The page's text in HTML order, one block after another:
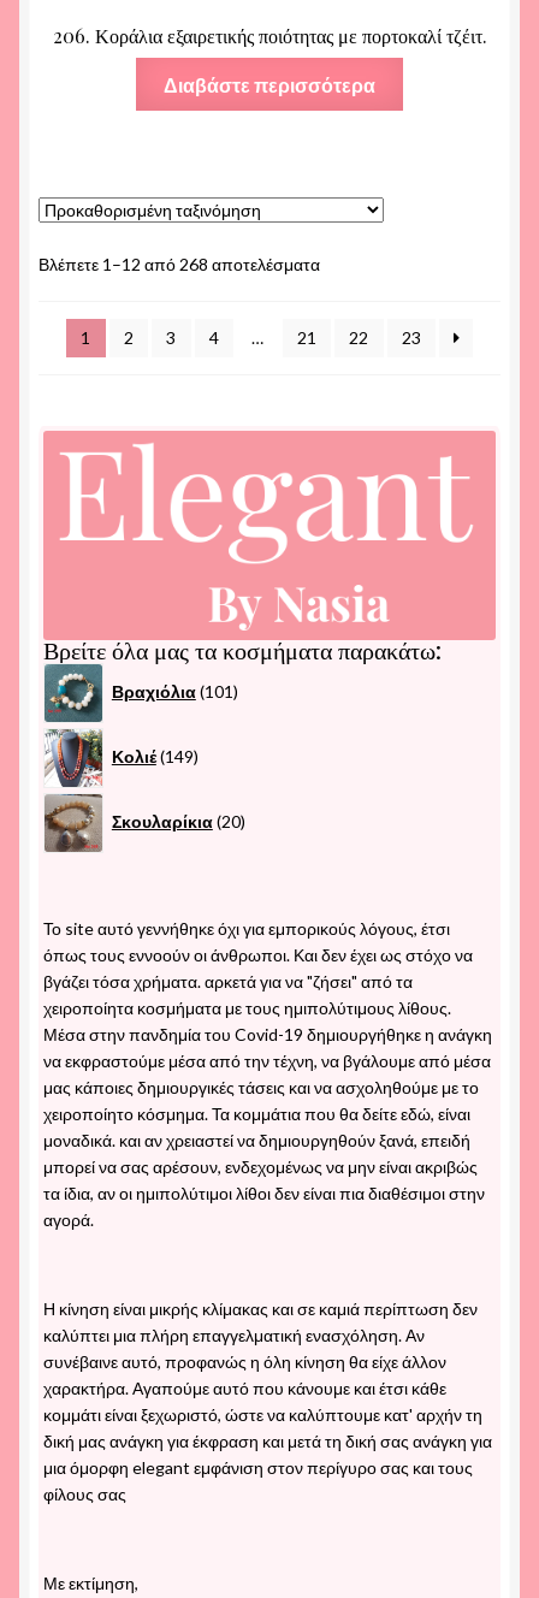
206. Κοράλια εξαιρετικής ποιότητας με πορτοκαλί τζέιτ.
Διαβάστε περισσότερα
Βλέπετε 1–12 από 268 αποτελέσματα
1 2 3 4 … 21 22 23
Βρείτε όλα μας τα κοσμήματα παρακάτω:
Βραχιόλια 101προϊόντα
Κολιέ 149προϊόντα
Σκουλαρίκια 20προϊόντα
Το site αυτό γεννήθηκε όχι για εμπορικούς λόγους, έτσι
όπως τους εννοούν οι άνθρωποι. Και δεν έχει ως στόχο να
βγάζει τόσα χρήματα. αρκετά για να "ζήσει" από τα
χειροποίητα κοσμήματα με τους ημιπολύτιμους λίθους.
Μέσα στην πανδημία του Covid-19 δημιουργήθηκε η ανάγκη
να εκφραστούμε μέσα από την τέχνη, να βγάλουμε από μέσα
μας κάποιες δημιουργικές τάσεις και να ασχοληθούμε με το
χειροποίητο κόσμημα. Τα κομμάτια που θα δείτε εδώ, είναι
μοναδικά. και αν χρειαστεί να δημιουργηθούν ξανά, επειδή
μπορεί να σας αρέσουν, ενδεχομένως να μην είναι ακριβώς
τα ίδια, αν οι ημιπολύτιμοι λίθοι δεν είναι πια διαθέσιμοι στην
αγορά.
Η κίνηση είναι μικρής κλίμακας και σε καμιά περίπτωση δεν
καλύπτει μια πλήρη επαγγελματική ενασχόληση. Αν
συνέβαινε αυτό, προφανώς η όλη κίνηση θα είχε άλλον
χαρακτήρα. Αγαπούμε αυτό που κάνουμε και έτσι κάθε
κομμάτι είναι ξεχωριστό, ώστε να καλύπτουμε κατ' αρχήν τη
δική μας ανάγκη για έκφραση και μετά τη δική σας ανάγκη για
μια όμορφη elegant εμφάνιση στον περίγυρο σας και τους
φίλους σας
Με εκτίμηση,